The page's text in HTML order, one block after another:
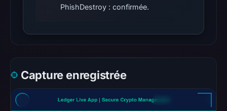
in
Aug
6,
2026
PhishDestroy : confirmée.
Capture enregistrée